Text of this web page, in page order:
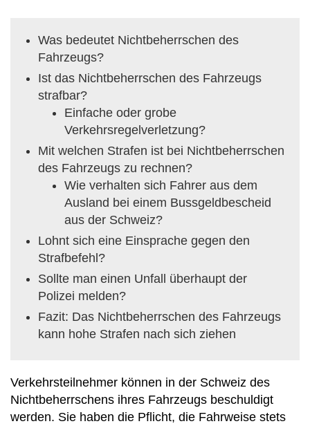
Was bedeutet Nichtbeherrschen des
Fahrzeugs?
Ist das Nichtbeherrschen des Fahrzeugs
strafbar?
Einfache oder grobe
Verkehrsregelverletzung?
Mit welchen Strafen ist bei Nichtbeherrschen
des Fahrzeugs zu rechnen?
Wie verhalten sich Fahrer aus dem
Ausland bei einem Bussgeldbescheid
aus der Schweiz?
Lohnt sich eine Einsprache gegen den
Strafbefehl?
Sollte man einen Unfall überhaupt der
Polizei melden?
Fazit: Das Nichtbeherrschen des Fahrzeugs
kann hohe Strafen nach sich ziehen
Verkehrsteilnehmer können in der Schweiz des
Nichtbeherrschens ihres Fahrzeugs beschuldigt
werden. Sie haben die Pflicht, die Fahrweise stets